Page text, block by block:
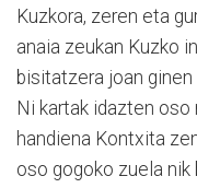
Kuzkora, zeren eta
anaia zeukan Kuzko
bisitatzera joan
Ni kartak idazten
handiena Kontxita
oso gogoko zuela nik